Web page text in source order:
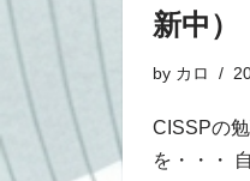
新中）
by カロ
CISSPの
を・・・